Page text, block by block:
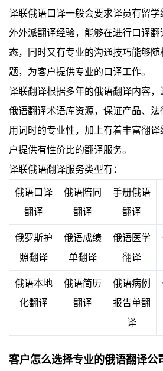
译联俄语口译一般会要求译员有留
外外派翻译经验，能够在进行口译
态，同时又有专业的沟通技巧能够随
题，为客户提供专业的口译工作。
译联翻译根据多年的俄语翻译内容
俄语翻译术语库资源，保证产品、
用词时的专业性，加上有着丰富翻
户提供有性价比的翻译服务。
译联俄语翻译服务类型有：
俄语口译
翻译
俄语陪同
翻译
手册俄语
翻译
俄罗斯护
照翻译
俄语成绩
单翻译
俄语医学
翻译
俄语本地
化翻译
俄语简历
翻译
俄语病例
报告单翻
译
客户怎么选择专业的俄语翻译公